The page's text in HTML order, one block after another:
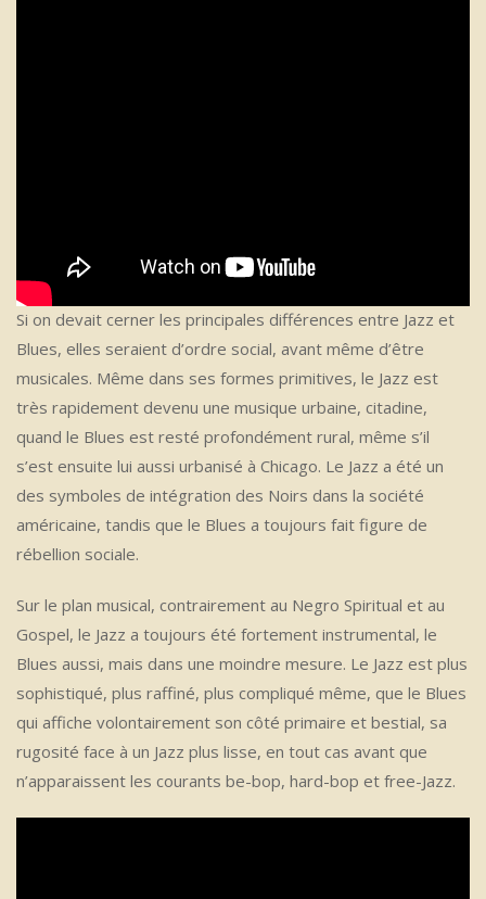
Si on devait cerner les principales différences entre Jazz et
Blues, elles seraient d’ordre social, avant même d’être
musicales. Même dans ses formes primitives, le Jazz est
très rapidement devenu une musique urbaine, citadine,
quand le Blues est resté profondément rural, même s’il
s’est ensuite lui aussi urbanisé à Chicago. Le Jazz a été un
des symboles de intégration des Noirs dans la société
américaine, tandis que le Blues a toujours fait figure de
rébellion sociale.
Sur le plan musical, contrairement au Negro Spiritual et au
Gospel, le Jazz a toujours été fortement instrumental, le
Blues aussi, mais dans une moindre mesure. Le Jazz est plus
sophistiqué, plus raffiné, plus compliqué même, que le Blues
qui affiche volontairement son côté primaire et bestial, sa
rugosité face à un Jazz plus lisse, en tout cas avant que
n’apparaissent les courants be-bop, hard-bop et free-Jazz.